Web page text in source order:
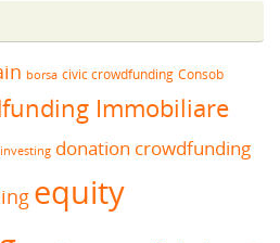
borsa civic crowdfunding Consob
Immobiliare
donation crowdfunding
equity